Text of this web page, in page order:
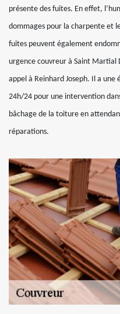
présente des fuites. En effet,
dommages pour la charpente et
fuites peuvent également
urgence couvreur à Saint Martial
appel à Reinhard Joseph. Il a
24h/24 pour une intervention
bâchage de la toiture en
réparations.